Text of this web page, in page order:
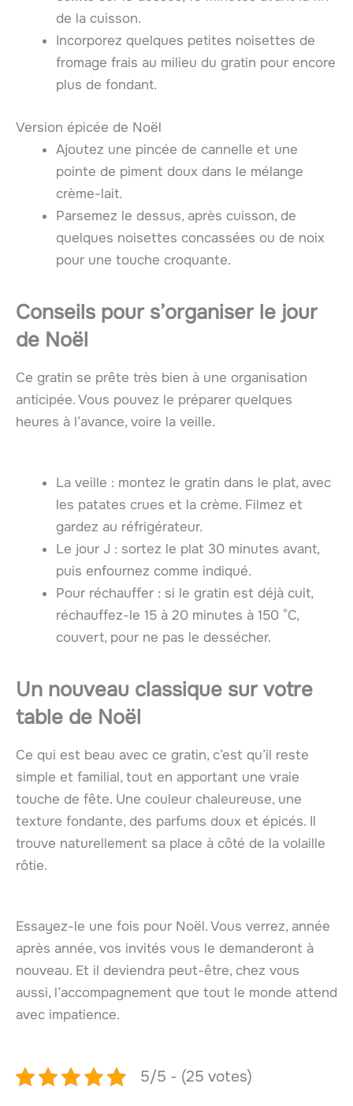
de la cuisson.
Incorporez quelques petites noisettes de
fromage frais au milieu du gratin pour encore
plus de fondant.
Version épicée de Noël
Ajoutez une pincée de cannelle et une
pointe de piment doux dans le mélange
crème-lait.
Parsemez le dessus, après cuisson, de
quelques noisettes concassées ou de noix
pour une touche croquante.
Conseils pour s’organiser le jour
de Noël
Ce gratin se prête très bien à une organisation
anticipée. Vous pouvez le préparer quelques
heures à l’avance, voire la veille.
La veille : montez le gratin dans le plat, avec
les patates crues et la crème. Filmez et
gardez au réfrigérateur.
Le jour J : sortez le plat 30 minutes avant,
puis enfournez comme indiqué.
Pour réchauffer : si le gratin est déjà cuit,
réchauffez-le 15 à 20 minutes à 150 °C,
couvert, pour ne pas le dessécher.
Un nouveau classique sur votre
table de Noël
Ce qui est beau avec ce gratin, c’est qu’il reste
simple et familial, tout en apportant une vraie
touche de fête. Une couleur chaleureuse, une
texture fondante, des parfums doux et épicés. Il
trouve naturellement sa place à côté de la volaille
rôtie.
Essayez-le une fois pour Noël. Vous verrez, année
après année, vos invités vous le demanderont à
nouveau. Et il deviendra peut-être, chez vous
aussi, l’accompagnement que tout le monde attend
avec impatience.
5/5 - (25 votes)